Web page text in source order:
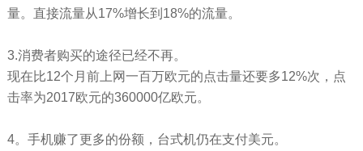
量。直接流量从17%增长到18%的流量。
3.消费者购买的途径已经不再。
现在比12个月前上网一百万欧元的点击量还要多12%次，点
击率为2017欧元的360000亿欧元。
4。手机赚了更多的份额，台式机仍在支付美元。